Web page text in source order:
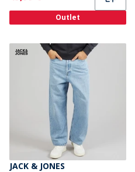
Outlet
JACK & JONES